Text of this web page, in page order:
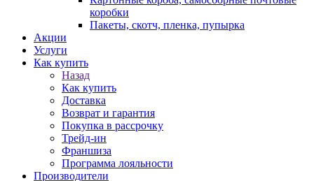
коробки
Пакеты, скотч, пленка, пупырка
Акции
Услуги
Как купить
Назад
Как купить
Доставка
Возврат и гарантия
Покупка в рассрочку
Трейд-ин
Франшиза
Программа лояльности
Производители